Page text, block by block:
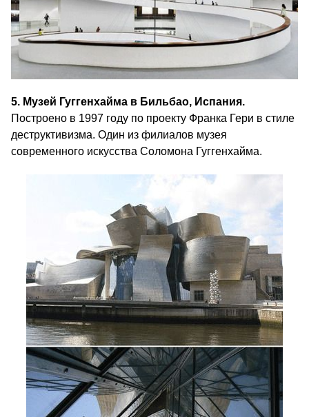
5. Музей Гуггенхайма в Бильбао, Испания.
Построено в 1997 году по проекту Франка Гери в стиле
деструктивизма. Один из филиалов музея
современного искусства Соломона Гуггенхайма.